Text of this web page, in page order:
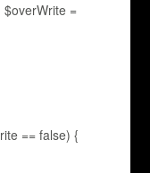
=
== false) {